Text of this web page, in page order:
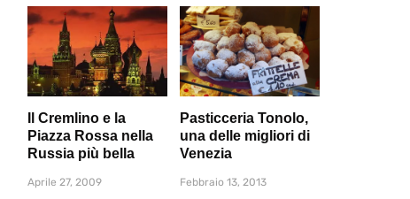
Il Cremlino e la
Piazza Rossa nella
Russia più bella
Aprile 27, 2009
Pasticceria Tonolo,
una delle migliori di
Venezia
Febbraio 13, 2013